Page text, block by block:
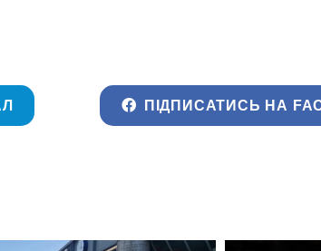
ПІДПИСАТИСЬ НА